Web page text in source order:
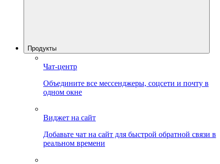
Продукты
Чат-центр
Объедините все мессенджеры, соцсети и почту в
одном окне
Виджет на сайт
Добавьте чат на сайт для быстрой обратной связи в
реальном времени